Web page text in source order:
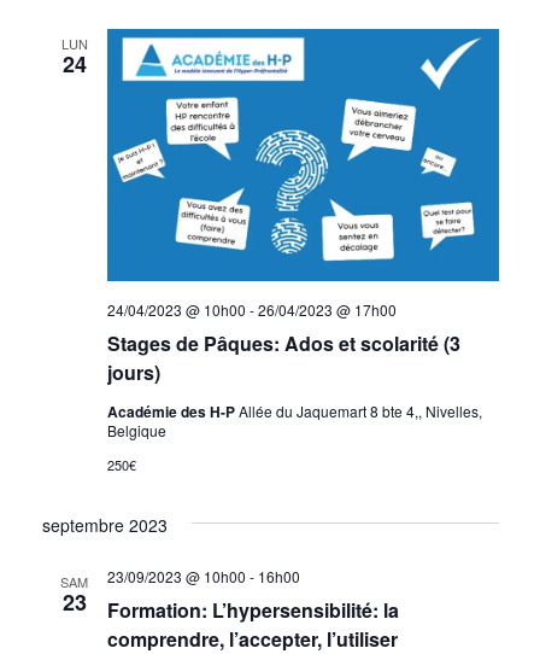
LUN
24
Stages de Pâques: Ados et scolarité (3
jours)
24/04/2023 @ 10h00 -26/04/2023 @ 17h00
Académie des H-PAllée du Jaquemart 8 bte 4,, Nivelles,
Belgique
250€
septembre 2023
SAM
23
Formation: L’hypersensibilité: la
comprendre, l’accepter, l’utiliser
23/09/2023 @ 10h00 - 16h00